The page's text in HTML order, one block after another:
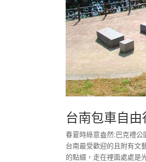
台南包車自
春夏時綠意盎然:巴克禮
台南最受歡迎的且附有文
的點綴，走在裡面處處是